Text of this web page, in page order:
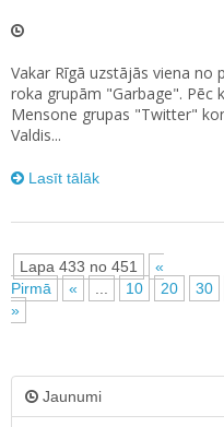
Vakar Rīgā uzstājās viena no
roka grupām "Garbage". Pēc
Mensone grupas "Twitter"
Valdis...
Lasīt tālāk
Lapa 433 no 451
«
Pirmā
« 10 20 30
»
Jaunumi